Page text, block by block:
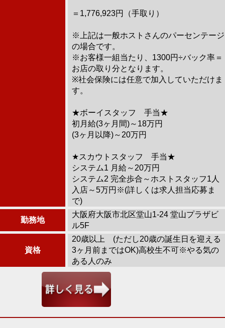
＝1,776,923円（手取り）
※上記は一般ホストさんのパーセンテージ
の場合です。
※お客様一組当たり、1300円÷バック率＝
お店の取り分となります。
※社会保険には任意で加入していただけま
す。
★ボーイスタッフ 手当★
初月給(3ヶ月間)～18万円
(3ヶ月以降)～20万円
★スカウトスタッフ 手当★
システム1 月給～20万円
システム2 完全歩合～ホストスタッフ1人
入店～5万円※(詳しくは求人担当応募ま
で)
勤務地
大阪府大阪市北区堂山1-24 堂山プラザビ
ル5F
資格
20歳以上 (ただし20歳の誕生日を迎える
3ヶ月前まではOK)高校生不可※やる気の
ある人のみ